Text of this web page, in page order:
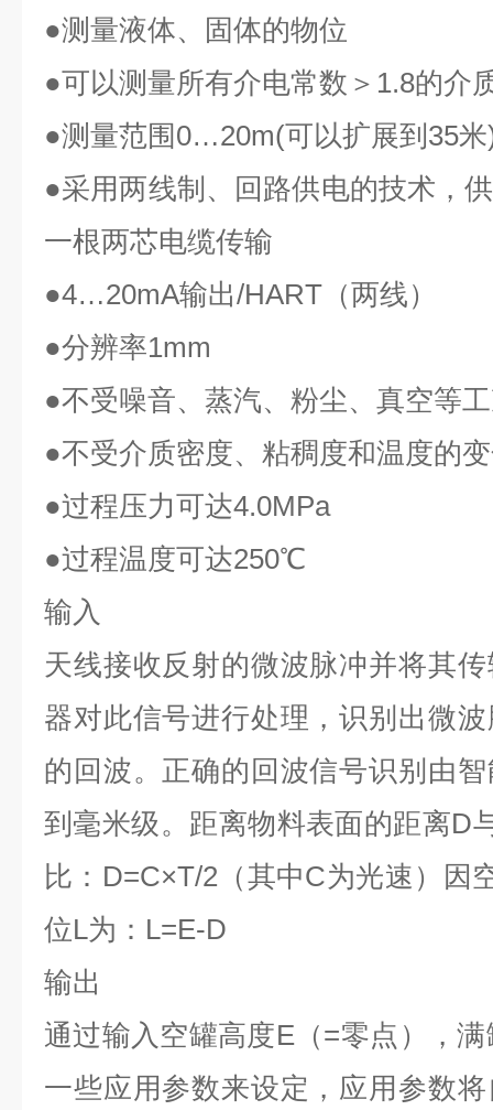
●测量液体、固体的物位
●可以测量所有介电常数＞ 1.8的介
●测量范围0…20m(可以扩展到 35米
●采用两线制、回路供电的技术，
一根两芯电缆传输
●4…20mA输出/HART （两线）
●分辨率1mm
●不受噪音、蒸汽、粉尘、真空等
●不受介质密度、粘稠度和温度的
●过程压力可达4.0MPa
●过程温度可达250℃
输入
天线接收反射的微波脉冲并将其
器对此信号进行处理，识别出微
的回波。正确的回波信号识别由
到毫米级。距离物料表面的距离D
比： D=C×T/2（其中C为光速）因
位L为： L=E-D
输出
通过输入空罐高度E（=零点），
一些应用参数来设定，应用参数